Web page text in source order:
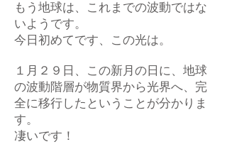
もう地球は、これまでの波動ではな
いようです。
今日初めてです、この光は。
１月２９日、この新月の日に、地球
の波動階層が物質界から光界へ、完
全に移行したということが分かりま
す。
凄いです！